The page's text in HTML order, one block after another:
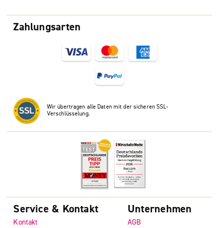
Zahlungsarten
Wir übertragen alle Daten mit der sicheren SSL-
Verschlüsselung.
Service & Kontakt
Kontakt
Unternehmen
AGB